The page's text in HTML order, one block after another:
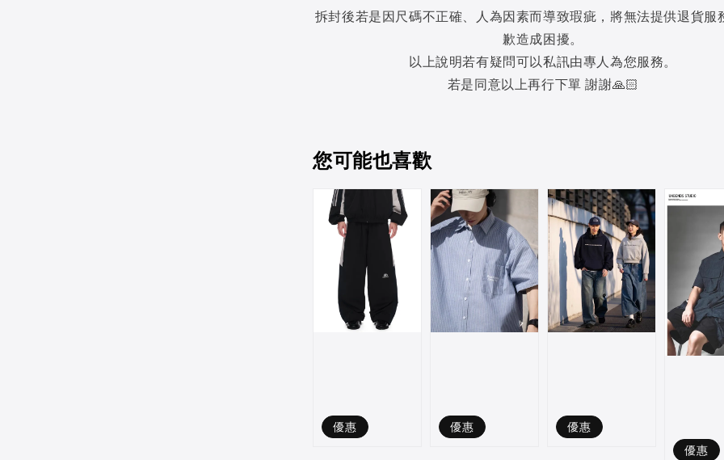
拆封後若是因尺碼不正確、人為因素而導致瑕疵，將無法提供退貨服
歉造成困擾。
以上說明若有疑問可以私訊由專人為您服務。
若是同意以上再行下單 謝謝🙏🏻
您可能也喜歡
優惠 優惠 優惠
優惠